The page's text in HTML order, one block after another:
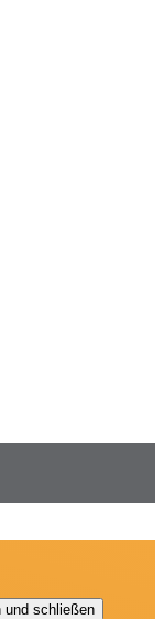
und schließen